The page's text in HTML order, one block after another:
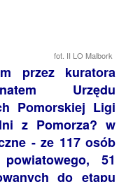
fot. II LO Malbork
przez kuratora
Urzędu
Pomorskiej Ligi
z Pomorza? w
- ze 117 osób
51
do etapu